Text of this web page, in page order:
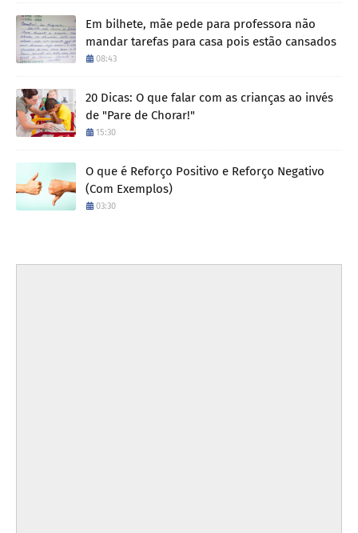
Em bilhete, mãe pede para professora não
mandar tarefas para casa pois estão cansados
08:43
20 Dicas: O que falar com as crianças ao invés
de "Pare de Chorar!"
15:30
O que é Reforço Positivo e Reforço Negativo
(Com Exemplos)
03:30